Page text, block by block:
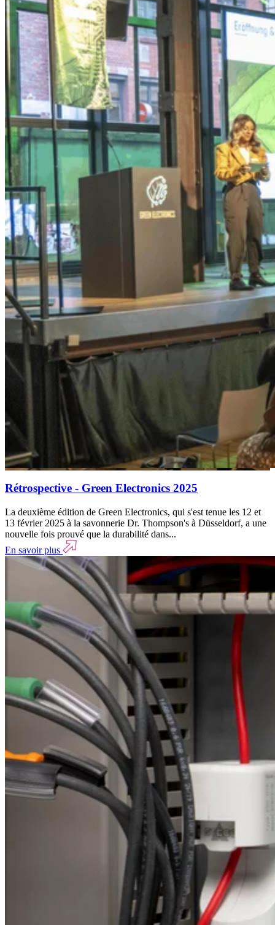
Rétrospective - Green Electronics 2025
La deuxième édition de Green Electronics, qui s'est tenue les 12 et
13 février 2025 à la savonnerie Dr. Thompson's à Düsseldorf, a une
nouvelle fois prouvé que la durabilité dans...
En savoir plus